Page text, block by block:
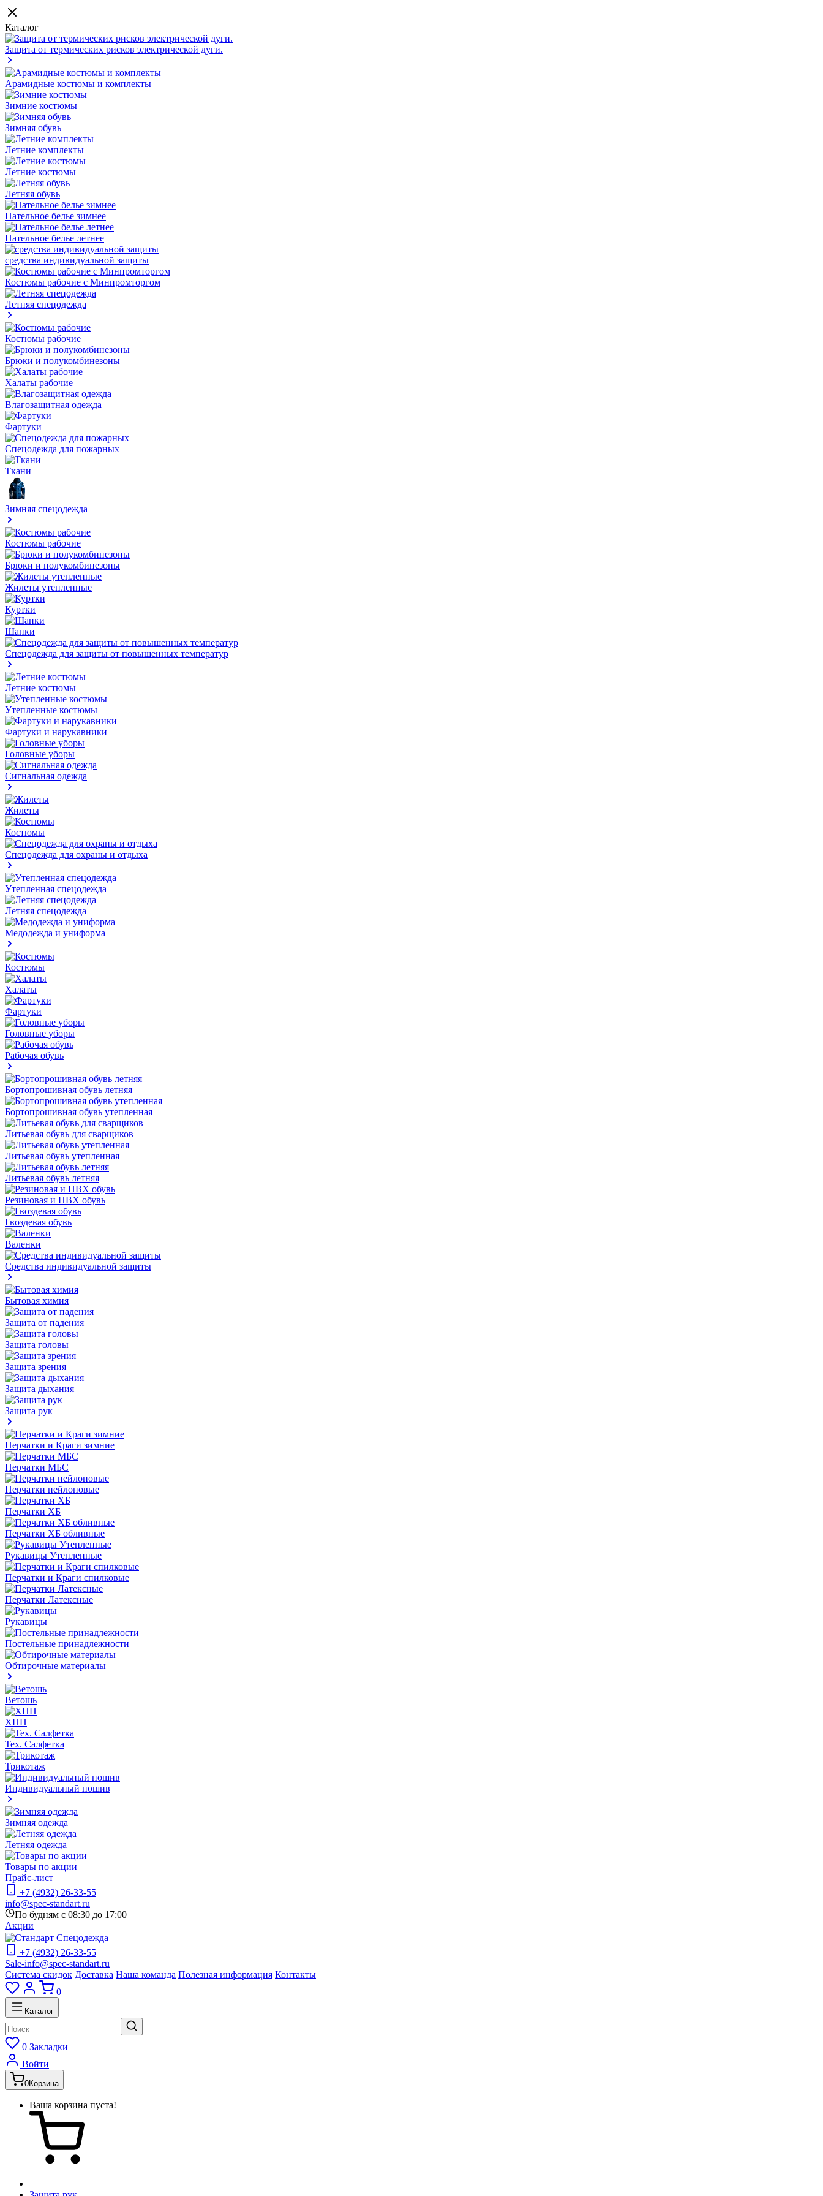
Каталог
Защита от термических рисков электрической дуги.
Арамидные костюмы и комплекты
Зимние костюмы
Зимняя обувь
Летние комплекты
Летние костюмы
Летняя обувь
Нательное белье зимнее
Нательное белье летнее
средства индивидуальной защиты
Костюмы рабочие с Минпромторгом
Летняя спецодежда
Костюмы рабочие
Брюки и полукомбинезоны
Халаты рабочие
Влагозащитная одежда
Фартуки
Спецодежда для пожарных
Ткани
Зимняя спецодежда
Костюмы рабочие
Брюки и полукомбинезоны
Жилеты утепленные
Куртки
Шапки
Спецодежда для защиты от повышенных температур
Летние костюмы
Утепленные костюмы
Фартуки и нарукавники
Головные уборы
Сигнальная одежда
Жилеты
Костюмы
Спецодежда для охраны и отдыха
Утепленная спецодежда
Летняя спецодежда
Медодежда и униформа
Костюмы
Халаты
Фартуки
Головные уборы
Рабочая обувь
Бортопрошивная обувь летняя
Бортопрошивная обувь утепленная
Литьевая обувь для сварщиков
Литьевая обувь утепленная
Литьевая обувь летняя
Резиновая и ПВХ обувь
Гвоздевая обувь
Валенки
Средства индивидуальной защиты
Бытовая химия
Защита от падения
Защита головы
Защита зрения
Защита дыхания
Защита рук
Перчатки и Краги зимние
Перчатки МБС
Перчатки нейлоновые
Перчатки ХБ
Перчатки ХБ обливные
Рукавицы Утепленные
Перчатки и Краги спилковые
Перчатки Латексные
Рукавицы
Постельные принадлежности
Обтирочные материалы
Ветошь
ХПП
Тех. Салфетка
Трикотаж
Индивидуальный пошив
Зимняя одежда
Летняя одежда
Товары по акции
Прайс-лист
+7 (4932) 26-33-55
info@spec-standart.ru
По будням с 08:30 до 17:00
Акции
+7 (4932) 26-33-55
Sale-info@spec-standart.ru
Система скидок Доставка Наша команда Полезная информация Контакты
0
Каталог
0 Закладки
Войти
0Корзина
Ваша корзина пуста!